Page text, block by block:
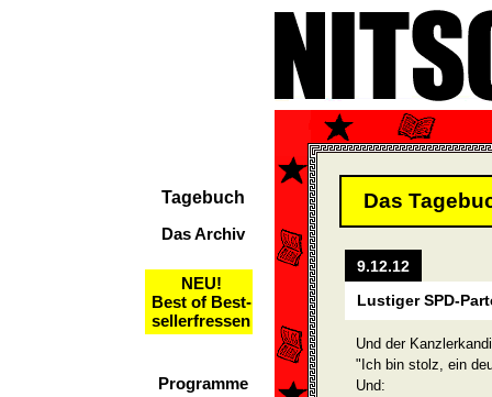
Tagebuch
Das Archiv
NEU!
Best of Best-
sellerfressen
Programme
Das
9.12.12
Lustiger SPD-
Und der
"Ich bin stolz, ein
Und: